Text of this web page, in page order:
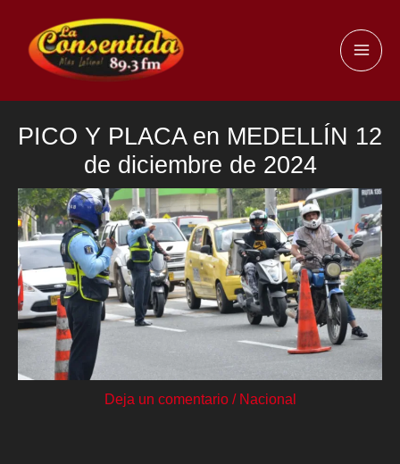
contenido
PICO Y PLACA en MEDELLÍN 12
de diciembre de 2024
Deja un comentario / Nacional